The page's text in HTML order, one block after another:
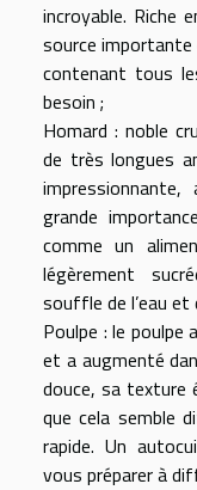
incroyable. Riche
source
contenant tous
besoin ;
Homard : noble
de très longues
grande
comme un
légèrement
souffle de l’eau et
Poulpe : le poulpe
et a augmenté
douce, sa texture
que cela semble
rapide. Un
vous préparer à